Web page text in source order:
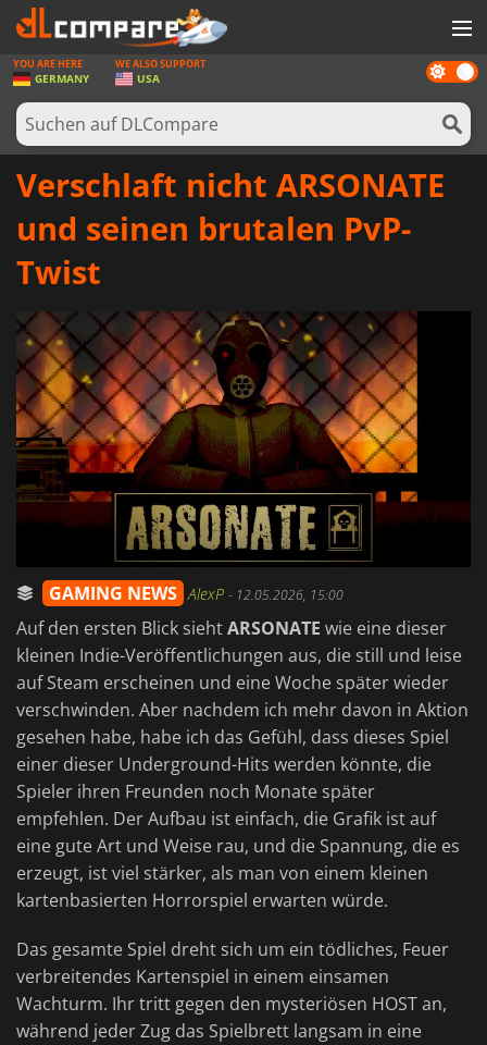
SPIELE
SPIEL KARTEN
SOFTWARE
ANMELDEN ODER REGISTRIEREN
Dark
mode
YOU ARE HERE
GERMANY
WE ALSO SUPPORT
USA
Verschlaft nicht ARSONATE
und seinen brutalen PvP-
Twist
GAMING NEWS AlexP - 12.05.2026, 15:00
Auf den ersten Blick siehtARSONATE wie eine dieser
kleinen Indie-Veröffentlichungen aus, die still und leise
auf Steam erscheinen und eine Woche später wieder
verschwinden. Aber nachdem ich mehr davon in Aktion
gesehen habe, habe ich das Gefühl, dass dieses Spiel
einer dieser Underground-Hits werden könnte, die
Spieler ihren Freunden noch Monate später
empfehlen. Der Aufbau ist einfach, die Grafik ist auf
eine gute Art und Weise rau, und die Spannung, die es
erzeugt, ist viel stärker, als man von einem kleinen
kartenbasierten Horrorspiel erwarten würde.
Das gesamte Spiel dreht sich um ein tödliches, Feuer
verbreitendes Kartenspiel in einem einsamen
Wachturm. Ihr tritt gegen den mysteriösen HOST an,
während jeder Zug das Spielbrett langsam in eine